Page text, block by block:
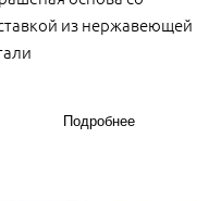
из нержавеющей
Подробнее